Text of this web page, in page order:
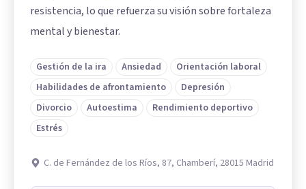
resistencia, lo que refuerza su visión sobre fortaleza
mental y bienestar.
Gestión de la ira Ansiedad
Orientación laboral
Habilidades de afrontamiento
Depresión
Divorcio
Autoestima
Rendimiento deportivo
Estrés
C. de Fernández de los Ríos, 87, Chamberí, 28015 Madrid